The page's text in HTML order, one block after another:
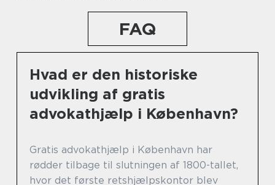
FAQ
Hvad er den historiske
udvikling af gratis
advokathjælp i København?
Gratis advokathjælp i København har
rødder tilbage til slutningen af 1800-tallet,
hvor det første retshjælpskontor blev